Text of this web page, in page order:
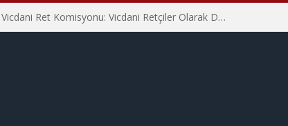
İHD İstanbul Şube Vicdani Ret Komisyonu: Vicdani Retçiler Olarak Destek İçin Buradayız!